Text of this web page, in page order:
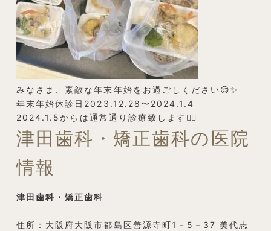
みなさま、素敵な年末年始をお過ごしください😌✨
年末年始休診日2023.12.28〜2024.1.4
2024.1.5からは通常通り診療致します👩‍⚕️
津田歯科・矯正歯科の医院
情報
津田歯科・矯正歯科
住所：大阪府大阪市都島区善源寺町1－5－37 美代志